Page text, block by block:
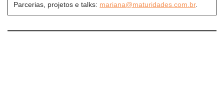
Parcerias, projetos e talks: mariana@maturidades.com.br.